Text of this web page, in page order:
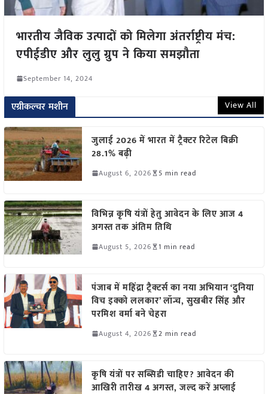
भारतीय जैविक उत्पादों को मिलेगा अंतर्राष्ट्रीय मंच:
एपीईडीए और लुलु ग्रुप ने किया समझौता
September 14, 2024
एग्रीकल्चर मशीन View All
जुलाई 2026 में भारत में ट्रैक्टर रिटेल बिक्री
28.1% बढ़ी
August 6, 2026 5 min read
विभिन्न कृषि यंत्रों हेतु आवेदन के लिए आज 4
अगस्त तक अंतिम तिथि
August 5, 2026 1 min read
पंजाब में महिंद्रा ट्रैक्टर्स का नया अभियान ‘दुनिया
विच इक्को ललकार’ लॉन्च, सुखबीर सिंह और
परमिश वर्मा बने चेहरा
August 4, 2026 2 min read
कृषि यंत्रों पर सब्सिडी चाहिए? आवेदन की
आखिरी तारीख 4 अगस्त, जल्द करें अप्लाई